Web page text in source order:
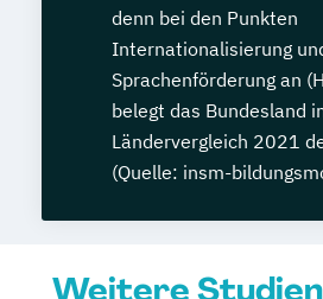
denn bei den Punkten
Internationalisierung
Sprachenförderung an
belegt das Bundesland
Ländervergleich 2021
(Quelle: insm-
Weitere